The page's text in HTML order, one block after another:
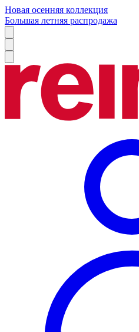
Новая осенняя коллекция
Большая летняя распродажа